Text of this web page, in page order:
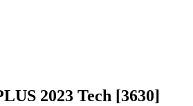
2023 Tech [3630]